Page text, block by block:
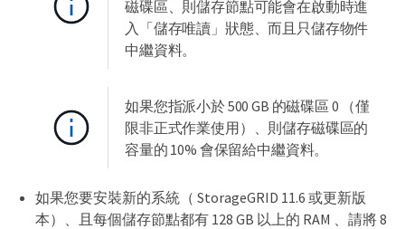
磁碟區、則儲存節點可能會在啟動時進
入「儲存唯讀」狀態、而且只儲存物件
中繼資料。
如果您指派小於 500 GB 的磁碟區 0 （僅
限非正式作業使用）、則儲存磁碟區的
容量的 10% 會保留給中繼資料。
如果您要安裝新的系統（ StorageGRID 11.6 或更新版
本）、且每個儲存節點都有 128 GB 以上的 RAM 、請將 8